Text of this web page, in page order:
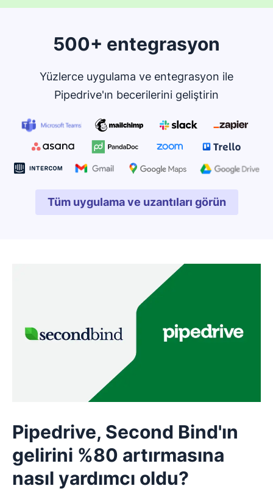
500+ entegrasyon
Yüzlerce uygulama ve entegrasyon ile
Pipedrive'ın becerilerini geliştirin
Tüm uygulama ve uzantıları görün
Yeni pencerede açılır
Pipedrive, Second Bind'ın
gelirini %80 artırmasına
nasıl yardımcı oldu?